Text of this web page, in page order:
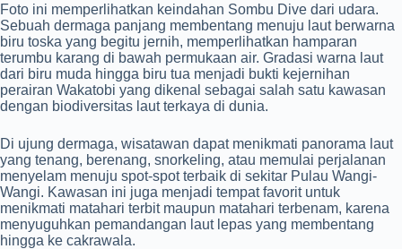
Foto ini memperlihatkan keindahan Sombu Dive dari udara.
Sebuah dermaga panjang membentang menuju laut berwarna
biru toska yang begitu jernih, memperlihatkan hamparan
terumbu karang di bawah permukaan air. Gradasi warna laut
dari biru muda hingga biru tua menjadi bukti kejernihan
perairan Wakatobi yang dikenal sebagai salah satu kawasan
dengan biodiversitas laut terkaya di dunia.
Di ujung dermaga, wisatawan dapat menikmati panorama laut
yang tenang, berenang, snorkeling, atau memulai perjalanan
menyelam menuju spot-spot terbaik di sekitar Pulau Wangi-
Wangi. Kawasan ini juga menjadi tempat favorit untuk
menikmati matahari terbit maupun matahari terbenam, karena
menyuguhkan pemandangan laut lepas yang membentang
hingga ke cakrawala.